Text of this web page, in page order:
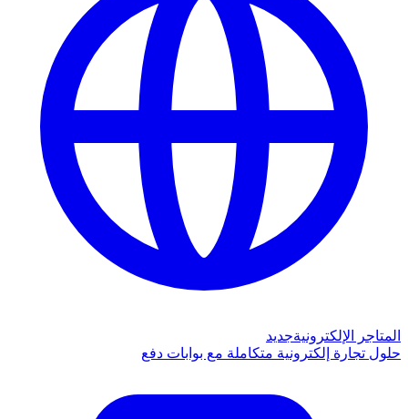
المتاجر الإلكترونيةجديد
حلول تجارة إلكترونية متكاملة مع بوابات دفع